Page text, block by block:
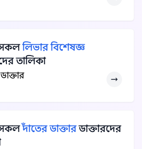
সকললিভার বিশেষজ্ঞ
তালিকা
সকলদাঁতের ডাক্তারডাক্তারদের